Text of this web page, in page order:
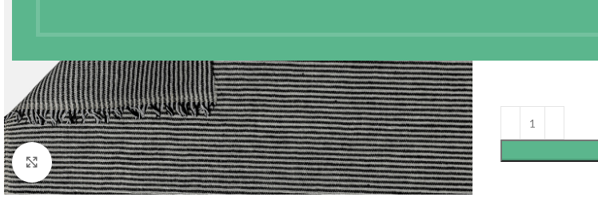
Click to enlarge